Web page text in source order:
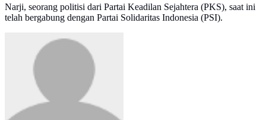
Narji, seorang politisi dari Partai Keadilan Sejahtera (PKS), saat ini
telah bergabung dengan Partai Solidaritas Indonesia (PSI).